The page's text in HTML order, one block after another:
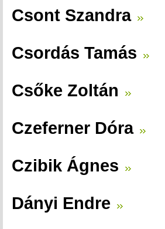
Csont Szandra
Csordás Tamás
Csőke Zoltán
Czeferner Dóra
Czibik Ágnes
Dányi Endre